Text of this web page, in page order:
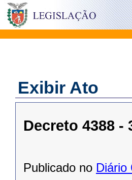
Exibir Ato
Decreto 4388 -
Publicado no Diário